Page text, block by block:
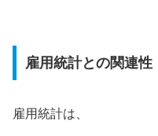
雇用統計との関連性
雇用統計は、